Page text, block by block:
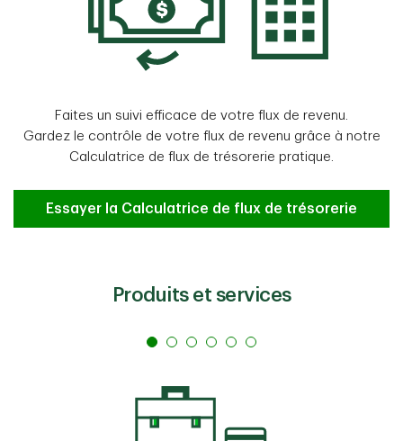
Faites un suivi efficace de votre flux de revenu.
Gardez le contrôle de votre flux de revenu grâce à notre
Calculatrice de flux de trésorerie pratique.
Votre flux de revenu vous préoccupe?
Essayer la Calculatrice de flux de trésorerie
Produits et services